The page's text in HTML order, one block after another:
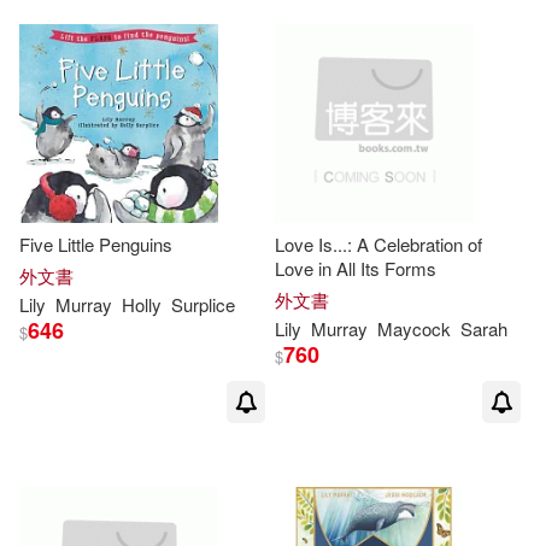
Five Little Penguins
外文書
Lily Murray Holly Surplice
$646
Love Is...: A Celebration of
Love in All Its Forms
外文書
Lily Murray Maycock Sarah
$760